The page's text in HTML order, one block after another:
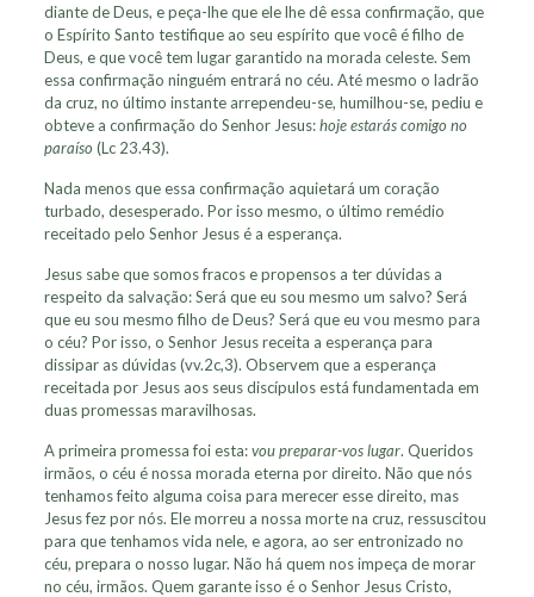
diante de Deus, e peça-lhe que ele lhe dê essa confirmação, que
o Espírito Santo testifique ao seu espírito que você é filho de
Deus, e que você tem lugar garantido na morada celeste. Sem
essa confirmação ninguém entrará no céu. Até mesmo o ladrão
da cruz, no último instante arrependeu-se, humilhou-se, pediu e
obteve a confirmação do Senhor Jesus:hoje estarás comigo no
paraíso (Lc 23.43).
Nada menos que essa confirmação aquietará um coração
turbado, desesperado. Por isso mesmo, o último remédio
receitado pelo Senhor Jesus é a esperança.
Jesus sabe que somos fracos e propensos a ter dúvidas a
respeito da salvação: Será que eu sou mesmo um salvo? Será
que eu sou mesmo filho de Deus? Será que eu vou mesmo para
o céu? Por isso, o Senhor Jesus receita a esperança para
dissipar as dúvidas (vv.2c,3). Observem que a esperança
receitada por Jesus aos seus discípulos está fundamentada em
duas promessas maravilhosas.
A primeira promessa foi esta:vou preparar-vos lugar. Queridos
irmãos, o céu é nossa morada eterna por direito. Não que nós
tenhamos feito alguma coisa para merecer esse direito, mas
Jesus fez por nós. Ele morreu a nossa morte na cruz, ressuscitou
para que tenhamos vida nele, e agora, ao ser entronizado no
céu, prepara o nosso lugar. Não há quem nos impeça de morar
no céu, irmãos. Quem garante isso é o Senhor Jesus Cristo,